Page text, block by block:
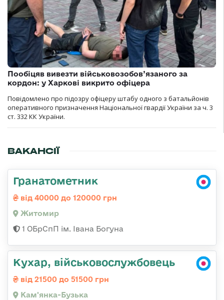
Пообіцяв вивезти військовозобов’язаного за
кордон: у Харкові викрито офіцера
Повідомлено про підозру офіцеру штабу одного з батальйонів
оперативного призначення Національної гвардії України за ч. 3
ст. 332 КК України.
ВАКАНСІЇ
Гранатометник
від 40000 до 120000 грн
Житомир
1 ОБрСпП ім. Івана Богуна
Кухар, військовослужбовець
від 21500 до 51500 грн
Кам'янка-Бузька